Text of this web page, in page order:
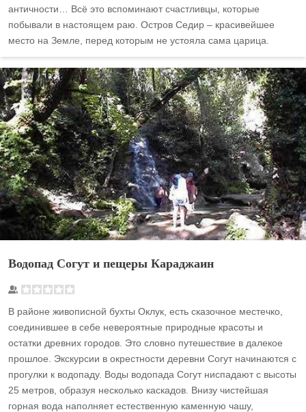
античности… Всё это вспоминают счастливцы, которые
побывали в настоящем раю. Остров Седир – красивейшее
место на Земле, перед которым не устояла сама царица.
Водопад Согут и пещеры Караджаин
В районе живописной бухты Оклук, есть сказочное местечко,
соединившее в себе невероятные природные красоты и
остатки древних городов. Это словно путешествие в далекое
прошлое. Экскурсии в окрестности деревни Согут начинаются с
прогулки к водопаду. Воды водопада Согут ниспадают с высоты
25 метров, образуя несколько каскадов. Внизу чистейшая
горная вода наполняет естественную каменную чашу,